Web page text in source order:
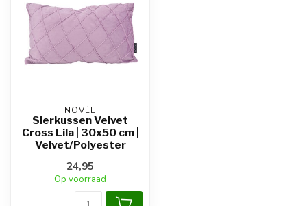
NOVÉE
Sierkussen Velvet
Cross Lila | 30x50 cm |
Velvet/Polyester
24,95
Op voorraad